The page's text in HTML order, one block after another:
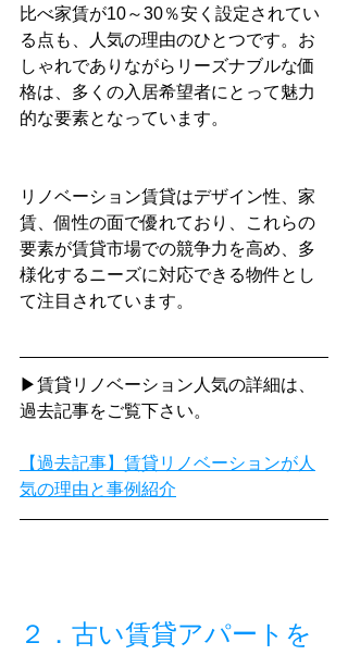
比べ家賃が10～30％安く設定されてい
る点も、人気の理由のひとつです。お
しゃれでありながらリーズナブルな価
格は、多くの入居希望者にとって魅力
的な要素となっています。
リノベーション賃貸はデザイン性、家
賃、個性の面で優れており、これらの
要素が賃貸市場での競争力を高め、多
様化するニーズに対応できる物件とし
て注目されています。
▶賃貸リノベーション人気の詳細は、
過去記事をご覧下さい。
【過去記事】賃貸リノベーションが人
気の理由と事例紹介
２．古い賃貸アパートを